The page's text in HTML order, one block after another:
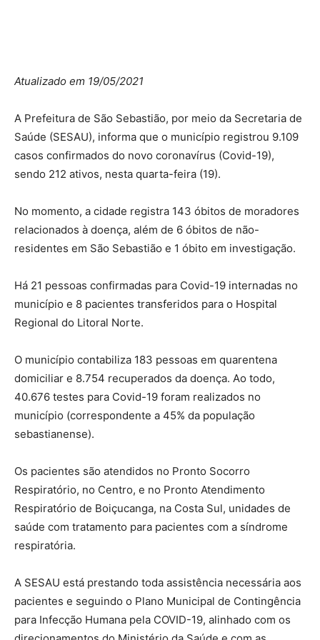
Atualizado em 19/05/2021
A Prefeitura de São Sebastião, por meio da Secretaria de
Saúde (SESAU), informa que o município registrou 9.109
casos confirmados do novo coronavírus (Covid-19),
sendo 212 ativos, nesta quarta-feira (19).
No momento, a cidade registra 143 óbitos de moradores
relacionados à doença, além de 6 óbitos de não-
residentes em São Sebastião e 1 óbito em investigação.
Há 21 pessoas confirmadas para Covid-19 internadas no
município e 8 pacientes transferidos para o Hospital
Regional do Litoral Norte.
O município contabiliza 183 pessoas em quarentena
domiciliar e 8.754 recuperados da doença. Ao todo,
40.676 testes para Covid-19 foram realizados no
município (correspondente a 45% da população
sebastianense).
Os pacientes são atendidos no Pronto Socorro
Respiratório, no Centro, e no Pronto Atendimento
Respiratório de Boiçucanga, na Costa Sul, unidades de
saúde com tratamento para pacientes com a síndrome
respiratória.
A SESAU está prestando toda assistência necessária aos
pacientes e seguindo o Plano Municipal de Contingência
para Infecção Humana pela COVID-19, alinhado com os